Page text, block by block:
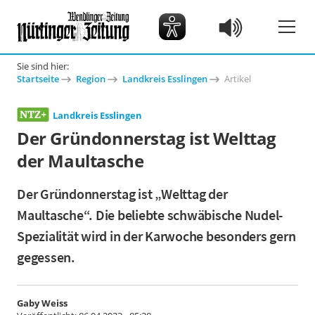
Sie sind hier:
Startseite
Region Landkreis Esslingen Artikel
Landkreis Esslingen
Der Gründonnerstag ist Welttag
der Maultasche
Der Gründonnerstag ist „Welttag der
Maultasche“. Die beliebte schwäbische Nudel-
Spezialität wird in der Karwoche besonders gern
gegessen.
Gaby Weiss